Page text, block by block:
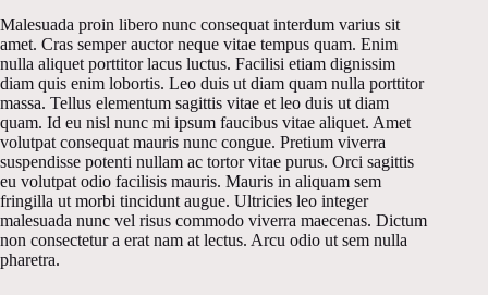
Malesuada proin libero nunc consequat interdum varius sit
amet. Cras semper auctor neque vitae tempus quam. Enim
nulla aliquet porttitor lacus luctus. Facilisi etiam dignissim
diam quis enim lobortis. Leo duis ut diam quam nulla porttitor
massa. Tellus elementum sagittis vitae et leo duis ut diam
quam. Id eu nisl nunc mi ipsum faucibus vitae aliquet. Amet
volutpat consequat mauris nunc congue. Pretium viverra
suspendisse potenti nullam ac tortor vitae purus. Orci sagittis
eu volutpat odio facilisis mauris. Mauris in aliquam sem
fringilla ut morbi tincidunt augue. Ultricies leo integer
malesuada nunc vel risus commodo viverra maecenas. Dictum
non consectetur a erat nam at lectus. Arcu odio ut sem nulla
pharetra.